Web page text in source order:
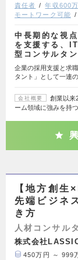
責任者
年収600
モートワーク可能
中長期的な視
を支援する、
型コンサルタ
企業の採用支援と求
タント」として一連
会社概要
創業以来
ーム領域に強みを持
【地方創生
先端ビジネ
き方
人材コンサル
株式会社
450万円 ～ 999